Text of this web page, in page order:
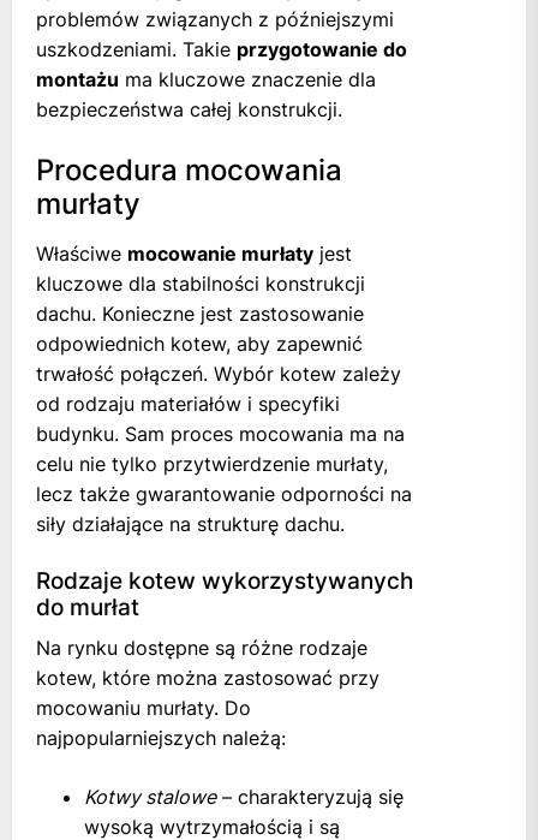
problemów związanych z późniejszymi
uszkodzeniami. Takie przygotowanie do
montażu ma kluczowe znaczenie dla
bezpieczeństwa całej konstrukcji.
Procedura mocowania
murłaty
Właściwe mocowanie murłaty jest
kluczowe dla stabilności konstrukcji
dachu. Konieczne jest zastosowanie
odpowiednich kotew, aby zapewnić
trwałość połączeń. Wybór kotew zależy
od rodzaju materiałów i specyfiki
budynku. Sam proces mocowania ma na
celu nie tylko przytwierdzenie murłaty,
lecz także gwarantowanie odporności na
siły działające na strukturę dachu.
Rodzaje kotew wykorzystywanych
do murłat
Na rynku dostępne są różne rodzaje
kotew, które można zastosować przy
mocowaniu murłaty. Do
najpopularniejszych należą:
Kotwy stalowe– charakteryzują się
wysoką wytrzymałością i są